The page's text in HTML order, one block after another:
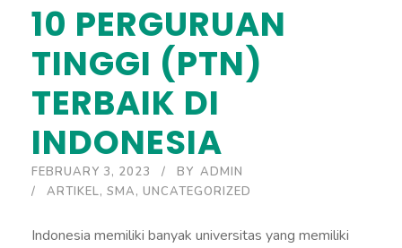
10 PERGURUAN
TINGGI (PTN)
TERBAIK DI
INDONESIA
FEBRUARY 3, 2023 BY ADMIN
ARTIKEL, SMA, UNCATEGORIZED
Indonesia memiliki banyak universitas yang memiliki